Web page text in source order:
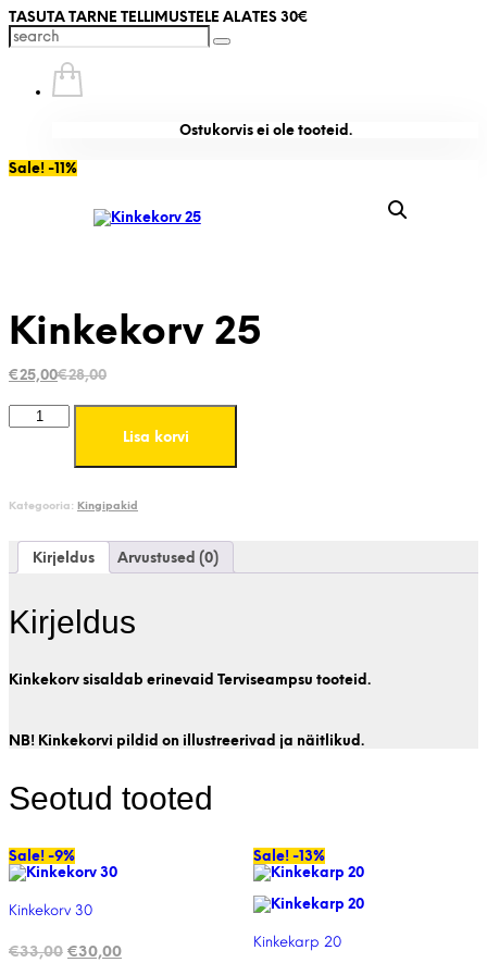
TASUTA TARNE TELLIMUSTELE ALATES 30€
Ostukorvis ei ole tooteid.
Sale! -11%
Kinkekorv 25
€28,00Algne
oli:
€25,00
Current
is:
Kinkekorv
25
Lisa korvi
Kategooria: Kingipakid
Kirjeldus Arvustused (0)
Kirjeldus
Kinkekorv sisaldab erinevaid Terviseampsu tooteid.
NB! Kinkekorvi pildid on illustreerivad ja näitlikud.
Seotud tooted
Sale! -9%
Kinkekorv 30
€33,00 Algne
€30,00Current
Sale! -13%
Kinkekarp 20